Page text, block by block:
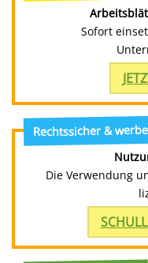
Sofort
Rechtssicher &
Die Verwendung